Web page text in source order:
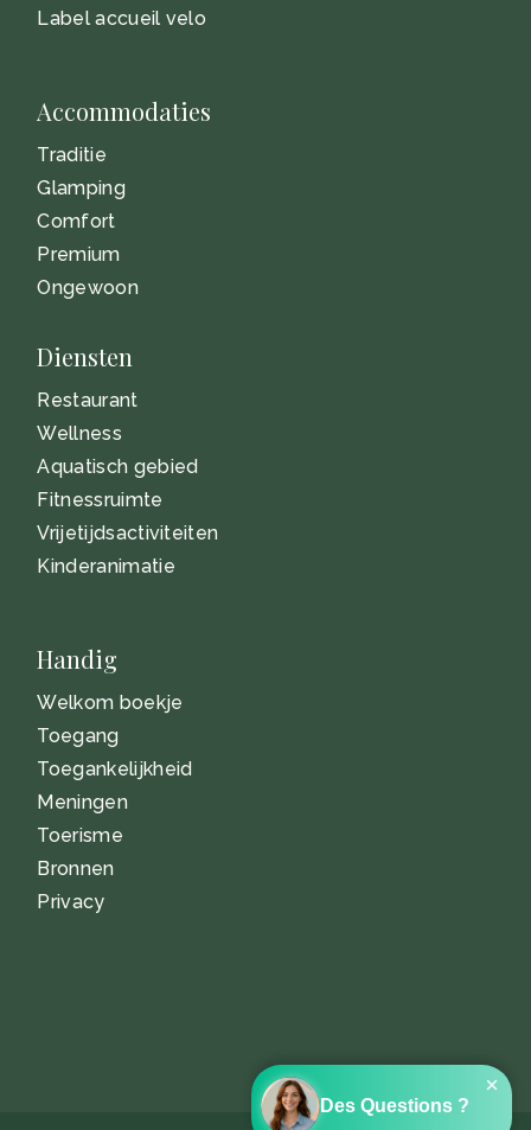
Label accueil velo
Accommodaties
Traditie
Glamping
Comfort
Premium
Ongewoon
Diensten
Restaurant
Wellness
Aquatisch gebied
Fitnessruimte
Vrijetijdsactiviteiten
Kinderanimatie
Handig
Welkom boekje
Toegang
Toegankelijkheid
Meningen
Toerisme
Bronnen
Privacy